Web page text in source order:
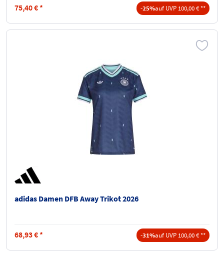
75,40€ * -25%auf UVP 100,00 € **
adidas Damen DFB Away Trikot 2026
68,93€ * -31%auf UVP 100,00 € **